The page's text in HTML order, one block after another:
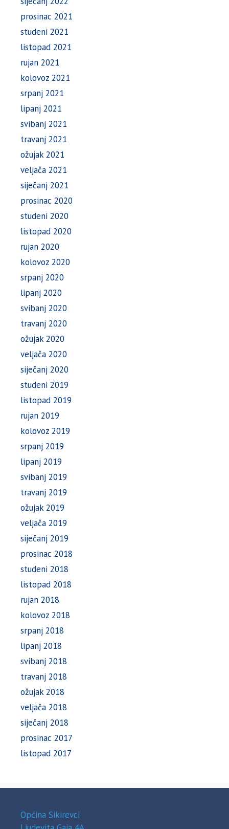
prosinac 2021
studeni 2021
listopad 2021
rujan 2021
kolovoz 2021
srpanj 2021
lipanj 2021
svibanj 2021
travanj 2021
ožujak 2021
veljača 2021
siječanj 2021
prosinac 2020
studeni 2020
listopad 2020
rujan 2020
kolovoz 2020
srpanj 2020
lipanj 2020
svibanj 2020
travanj 2020
ožujak 2020
veljača 2020
siječanj 2020
studeni 2019
listopad 2019
rujan 2019
kolovoz 2019
srpanj 2019
lipanj 2019
svibanj 2019
travanj 2019
ožujak 2019
veljača 2019
siječanj 2019
prosinac 2018
studeni 2018
listopad 2018
rujan 2018
kolovoz 2018
srpanj 2018
lipanj 2018
svibanj 2018
travanj 2018
ožujak 2018
veljača 2018
siječanj 2018
prosinac 2017
listopad 2017
Općina Sikirevci